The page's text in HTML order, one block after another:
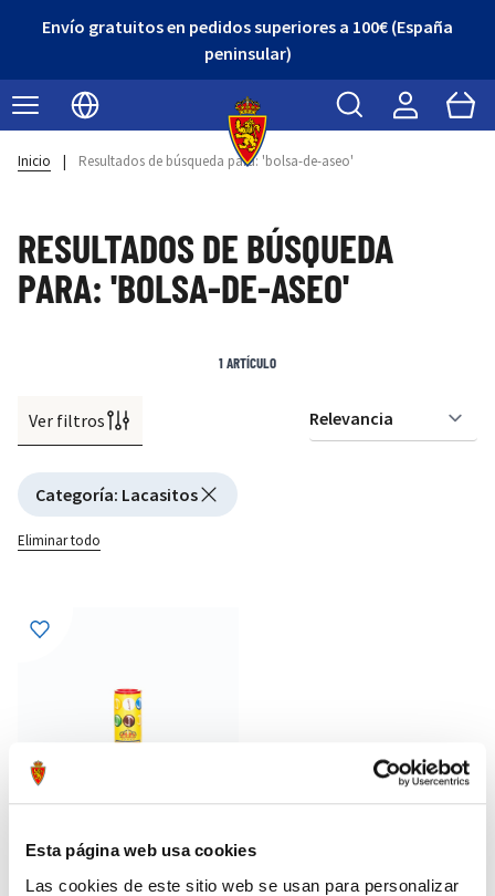
Esta página web usa cookies
Las cookies de este sitio web se usan para personalizar
Envío gratuitos en pedidos superiores a 100€ (España
peninsular)
Seleccionar idioma
Buscar Cart
Inicio | Resultados de búsqueda para: 'bolsa-de-aseo'
RESULTADOS DE BÚSQUEDA
PARA: 'BOLSA-DE-ASEO'
Ver filtros
Active filtering
Categoría: Lacasitos
Eliminar todo
1ARTÍCULO